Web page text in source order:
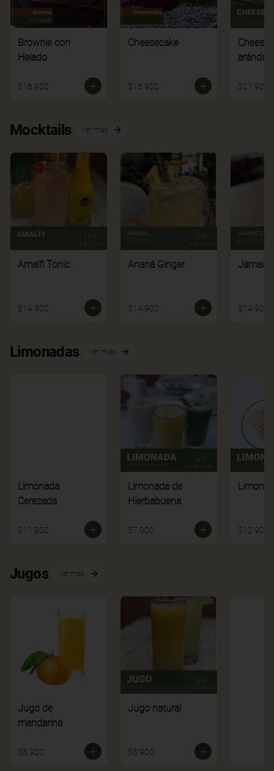
Brownie con
Helado
$16.900
Cheesecake
$16.900 $21.900
Mocktails Ver más
Amalfi Tonic
$14.900
Ananá Ginger
$14.900 $14.900
Limonadas Ver más
Limonada
Cerezada
$11.900
Limonada de
Hierbabuena
$7.900 $12.900
Jugos Ver más
Jugo de
mandarina
$8.900
Jugo natural
$8.900